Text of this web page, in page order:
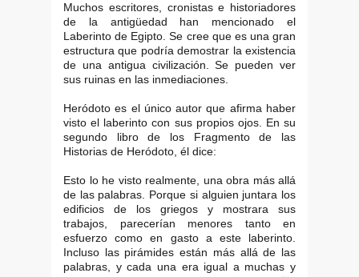
Muchos escritores, cronistas e historiadores
de la antigüedad han mencionado el
Laberinto de Egipto. Se cree que es una gran
estructura que podría demostrar la existencia
de una antigua civilización. Se pueden ver
sus ruinas en las inmediaciones.
Heródoto es el único autor que afirma haber
visto el laberinto con sus propios ojos. En su
segundo libro de los Fragmento de las
Historias de Heródoto, él dice:
Esto lo he visto realmente, una obra más allá
de las palabras. Porque si alguien juntara los
edificios de los griegos y mostrara sus
trabajos, parecerían menores tanto en
esfuerzo como en gasto a este laberinto.
Incluso las pirámides están más allá de las
palabras, y cada una era igual a muchas y